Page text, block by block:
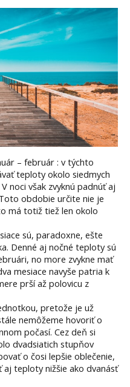
– február : v týchto
teploty okolo siedmych
noci však zvyknú padnúť aj
obdobie určite nie je
má totiž tiež len okolo
sú, paradoxne, ešte
Denné aj nočné teploty sú
no more zvykne mať
mesiace navyše patria k
prší až polovicu z
pretože je už
nemôžeme hovoriť o
počasí. Cez deň si
dvadsiatich stupňov
o čosi lepšie oblečenie,
teploty nižšie ako dvanásť